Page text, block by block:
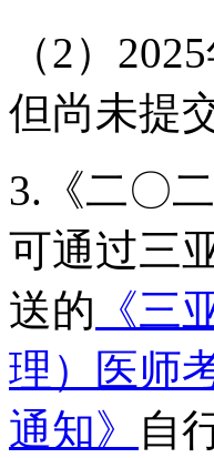
（2）
但尚未提
3.《二〇
可通过三
送的 《三
理）医师
通知》
自